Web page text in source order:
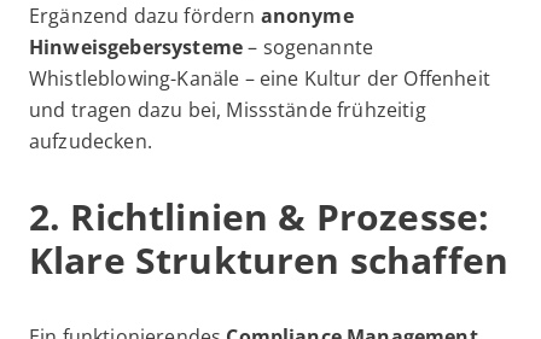
Ergänzend dazu fördern anonyme
Hinweisgebersysteme– sogenannte
Whistleblowing-Kanäle – eine Kultur der Offenheit
und tragen dazu bei, Missstände frühzeitig
aufzudecken.
2. Richtlinien & Prozesse:
Klare Strukturen schaffen